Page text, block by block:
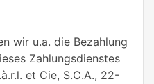
wir u.a. die Bezahlung
Zahlungsdienstes
et Cie, S.C.A., 22-